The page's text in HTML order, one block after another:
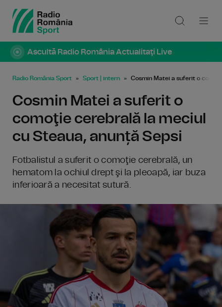
Ascultă Radio România Actualitaţi Live
Radio România Sport Sport | intern Cosmin Matei a suferit o
Cosmin Matei a suferit o
comoţie cerebrală la meciul
cu Steaua, anunță Sepsi
Fotbalistul a suferit o comoţie cerebrală, un
hematom la ochiul drept şi la pleoapă, iar buza
inferioară a necesitat sutură.